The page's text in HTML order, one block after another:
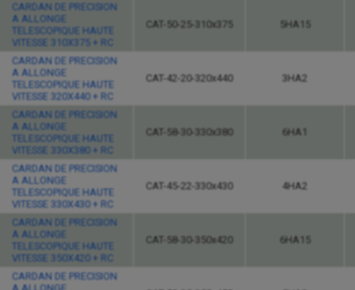
CARDAN DE PRECISION
A ALLONGE
TELESCOPIQUE HAUTE
VITESSE 310X375 + RC
CAT-50-25-310x375 5HA15
CARDAN DE PRECISION
A ALLONGE
TELESCOPIQUE HAUTE
VITESSE 320X440 + RC
CAT-42-20-320x440 3HA2
CARDAN DE PRECISION
A ALLONGE
TELESCOPIQUE HAUTE
VITESSE 330X380 + RC
CAT-58-30-330x380 6HA1
CARDAN DE PRECISION
A ALLONGE
TELESCOPIQUE HAUTE
VITESSE 330X430 + RC
CAT-45-22-330x430 4HA2
CARDAN DE PRECISION
A ALLONGE
TELESCOPIQUE HAUTE
VITESSE 350X420 + RC
CAT-58-30-350x420 6HA15
CARDAN DE PRECISION